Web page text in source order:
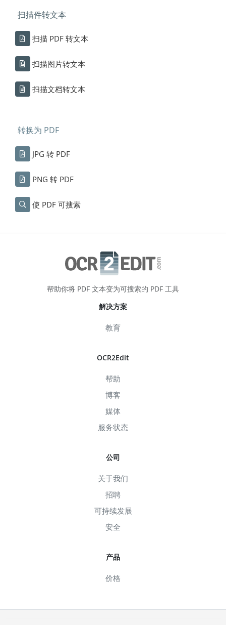
扫描件转文本
扫描 PDF 转文本
扫描图片转文本
扫描文档转文本
转换为 PDF
JPG 转 PDF
PNG 转 PDF
使 PDF 可搜索
帮助你将 PDF 文本变为可搜索的 PDF 工具
解决方案
教育
OCR2Edit
帮助
博客
媒体
服务状态
公司
关于我们
招聘
可持续发展
安全
产品
价格